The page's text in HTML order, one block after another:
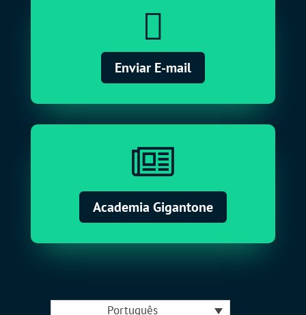

Enviar E-mail

Academia Gigantone
Português